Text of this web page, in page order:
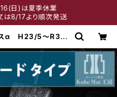
日)は夏季休業
は8/17より順次発送
スα H23/5〜R3/3
タンダードタイプ